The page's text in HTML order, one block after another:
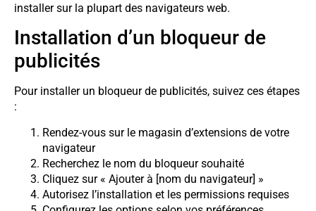
installer sur la plupart des navigateurs web.
Installation d’un bloqueur de
publicités
Pour installer un bloqueur de publicités, suivez ces étapes
:
Rendez-vous sur le magasin d’extensions de votre
navigateur
Recherchez le nom du bloqueur souhaité
Cliquez sur « Ajouter à [nom du navigateur] »
Autorisez l’installation et les permissions requises